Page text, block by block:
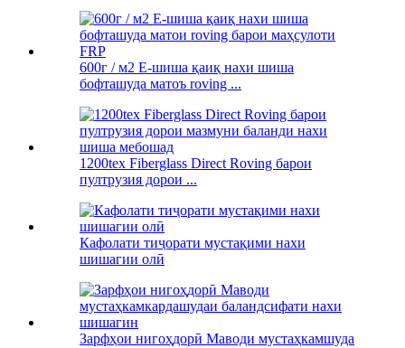
600г / м2 E-шиша қаиқ нахи шиша
бофташуда матоъ roving ...
1200tex Fiberglass Direct Roving барои
пултрузия дорои ...
Кафолати тиҷорати мустақими нахи
шишагии олӣ
Зарфҳои нигоҳдорӣ Маводи мустаҳкамшуда